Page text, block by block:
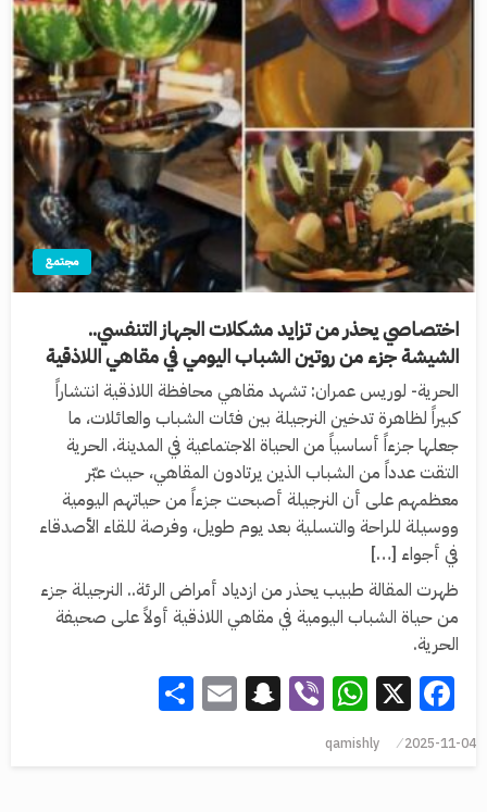
مجتمع
اختصاصي يحذر من تزايد مشكلات الجهاز التنفسي..
الشيشة جزء من روتين الشباب اليومي في مقاهي اللاذقية
الحرية- لوريس عمران: تشهد مقاهي محافظة اللاذقية انتشاراً
كبيراً لظاهرة تدخين النرجيلة بين فئات الشباب والعائلات، ما
جعلها جزءاً أساسياً من الحياة الاجتماعية في المدينة. الحرية
التقت عدداً من الشباب الذين يرتادون المقاهي، حيث عبّر
معظمهم على أن النرجيلة أصبحت جزءاً من حياتهم اليومية
ووسيلة للراحة والتسلية بعد يوم طويل، وفرصة للقاء الأصدقاء
في أجواء […]
ظهرت المقالة طبيب يحذر من ازدياد أمراض الرئة.. النرجيلة جزء
من حياة الشباب اليومية في مقاهي اللاذقية أولاً على صحيفة
الحرية.
Facebook
X
WhatsApp
Viber
Snapchat
Email
2025-11-04
qamishly